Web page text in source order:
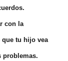
con la
que tu hijo vea
problemas.